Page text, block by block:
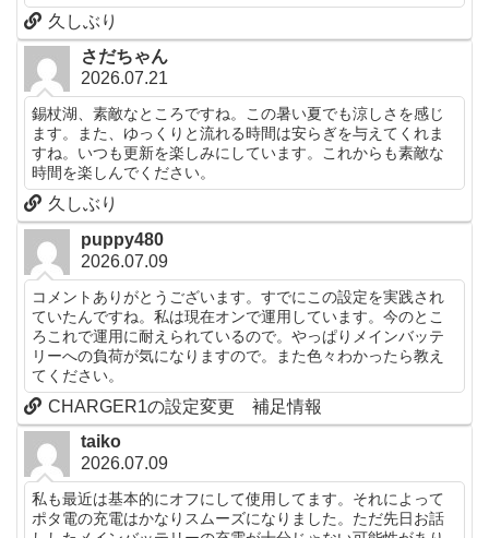
久しぶり
さだちゃん
2026.07.21
錫杖湖、素敵なところですね。この暑い夏でも涼しさを感じ
ます。また、ゆっくりと流れる時間は安らぎを与えてくれま
すね。いつも更新を楽しみにしています。これからも素敵な
時間を楽しんでください。
久しぶり
puppy480
2026.07.09
コメントありがとうございます。すでにこの設定を実践され
ていたんですね。私は現在オンで運用しています。今のとこ
ろこれで運用に耐えられているので。やっぱりメインバッテ
リーへの負荷が気になりますので。また色々わかったら教え
てください。
CHARGER1の設定変更 補足情報
taiko
2026.07.09
私も最近は基本的にオフにして使用してます。それによって
ポタ電の充電はかなりスムーズになりました。ただ先日お話